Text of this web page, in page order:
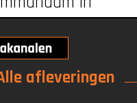
afleveringen